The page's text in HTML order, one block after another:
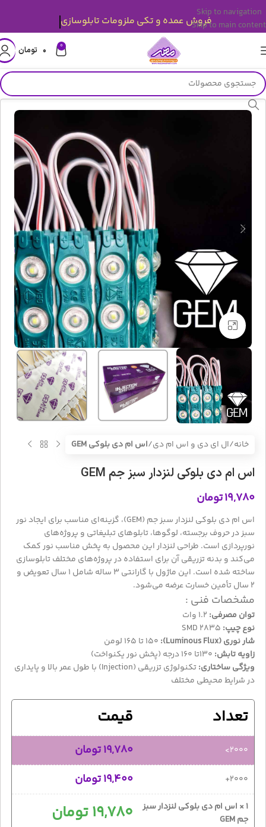
Skip to navigation
Skip to main content
0 ۰ تومان
بزرگنمایی تصویر
خانه ال ای دی و اس ام دی اس ام دی بلوکی GEM
اس ام دی بلوکی لنزدار سبز جم GEM
۱۹,۷۸۰تومان
اس ام دی بلوکی لنزدار سبز جم (GEM)، گزینه‌ای مناسب برای ایجاد نور
سبز در حروف برجسته، لوگوها، تابلوهای تبلیغاتی و پروژه‌های
نورپردازی است. طراحی لنزدار این محصول به پخش مناسب نور کمک
می‌کند و بدنه تزریقی آن برای استفاده در پروژه‌های مختلف تابلوسازی
ساخته شده است. این ماژول با گارانتی ۳ ساله شامل ۱ سال تعویض و
۲ سال تأمین خسارت عرضه می‌شود.
مشخصات فنی :
توان مصرفی:
نوع چیپ:
شار نوری (Luminous Flux):
زاویه تابش:
ویژگی ساختاری:
تکنولوژی تزریقی (Injection) با طول عمر بالا و پایداری
در شرایط محیطی مختلف
تعداد قيمت
2000>
19,780تومان
2000+
19,400تومان
1
× اس ام دی بلوکی لنزدار سبز
جم GEM
19,780تومان
فروش عمده و تکی ملزومات تابلوسازی